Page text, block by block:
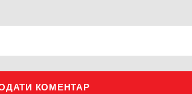
КОМЕНТАР